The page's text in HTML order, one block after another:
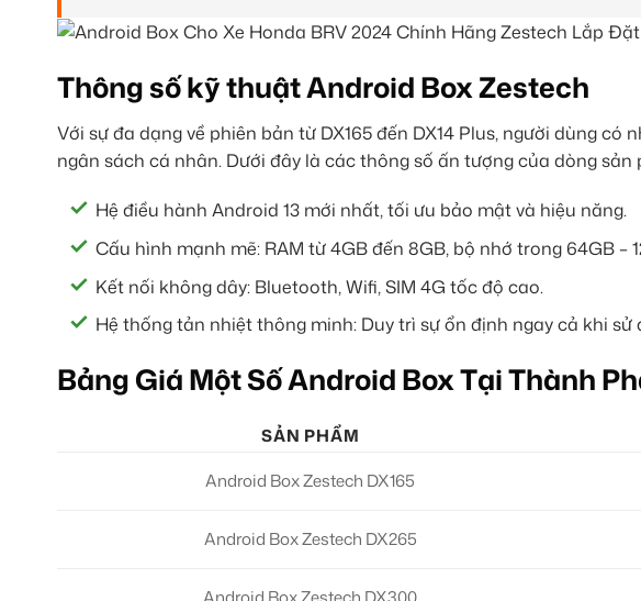
Thông số kỹ thuật Android Box Zestech
Với sự đa dạng về phiên bản từ DX165 đến DX14 Plus, người dùng
ngân sách cá nhân. Dưới đây là các thông số ấn tượng của dòng sản
Hệ điều hành Android 13 mới nhất, tối ưu bảo mật và hiệu năng.
Cấu hình mạnh mẽ: RAM từ 4GB đến 8GB, bộ nhớ trong 64GB –
Kết nối không dây: Bluetooth, Wifi, SIM 4G tốc độ cao.
Hệ thống tản nhiệt thông minh: Duy trì sự ổn định ngay cả khi
Bảng Giá Một Số Android Box Tại Thành
SẢN PHẨM
Android Box Zestech DX165
Android Box Zestech DX265